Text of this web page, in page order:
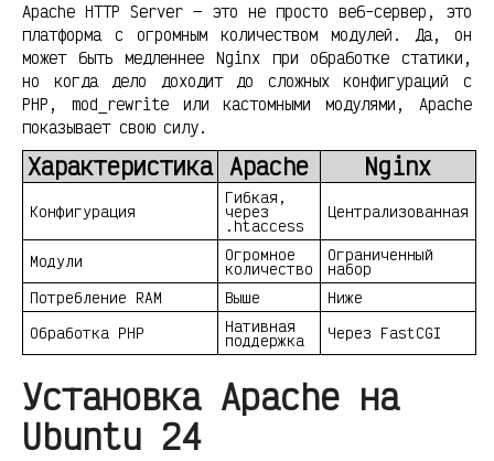
Apache HTTP Server — это не просто веб-сервер, это
платформа с огромным количеством модулей. Да, он
может быть медленнее Nginx при обработке статики,
но когда дело доходит до сложных конфигураций с
PHP, mod_rewrite или кастомными модулями, Apache
показывает свою силу.
Характеристика Apache Nginx
Конфигурация
Гибкая,
через
.htaccess
Централизованная
Модули Огромное
количество
Ограниченный
набор
Потребление RAM
Выше
Ниже
Обработка PHP
Нативная
поддержка Через FastCGI
Установка Apache на
Ubuntu 24